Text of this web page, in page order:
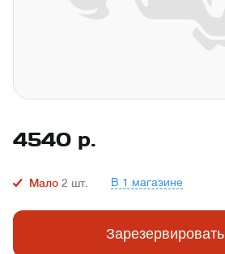
4540 р.
Мало 2 шт. В 1 магазине
Зарезервировать